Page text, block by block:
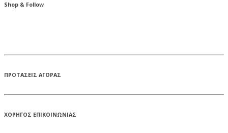
Shop & Follow
ΠΡΟΤΑΣΕΙΣ ΑΓΟΡΑΣ
ΧΟΡΗΓΟΣ ΕΠΙΚΟΙΝΩΝΙΑΣ